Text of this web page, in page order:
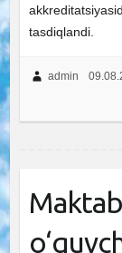
tasdiqlandi.
admin